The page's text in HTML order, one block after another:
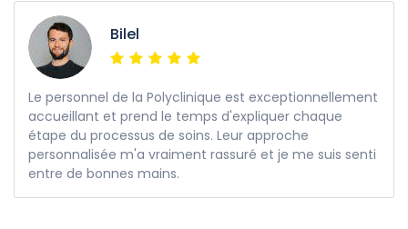
Bilel
Le personnel de la Polyclinique est exceptionnellement
accueillant et prend le temps d'expliquer chaque
étape du processus de soins. Leur approche
personnalisée m'a vraiment rassuré et je me suis senti
entre de bonnes mains.